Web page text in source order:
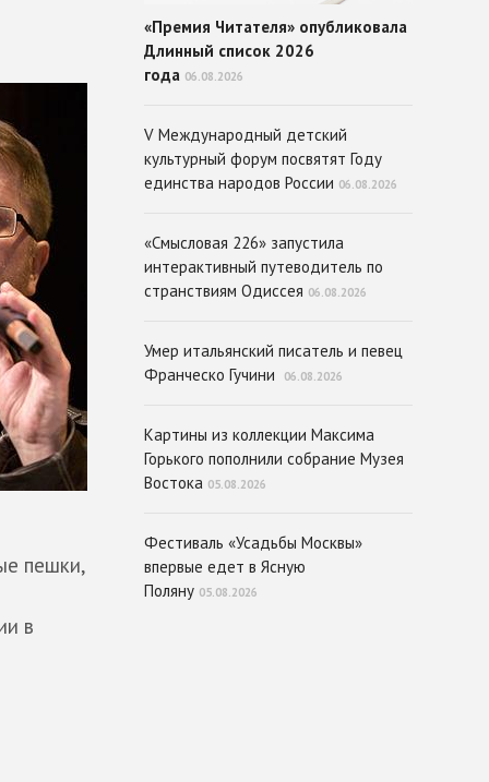
пешки,
в
«Премия Читателя» опубликовала
Длинный список 2026
года 06.08.2026
V Международный детский
культурный форум посвятят Году
единства народов России 06.08.2026
«Смысловая 226» запустила
интерактивный путеводитель по
странствиям Одиссея 06.08.2026
Умер итальянский писатель и певец
Франческо Гучини
06.08.2026
Картины из коллекции Максима
Горького пополнили собрание Музея
Востока 05.08.2026
Фестиваль «Усадьбы Москвы»
впервые едет в Ясную
Поляну 05.08.2026